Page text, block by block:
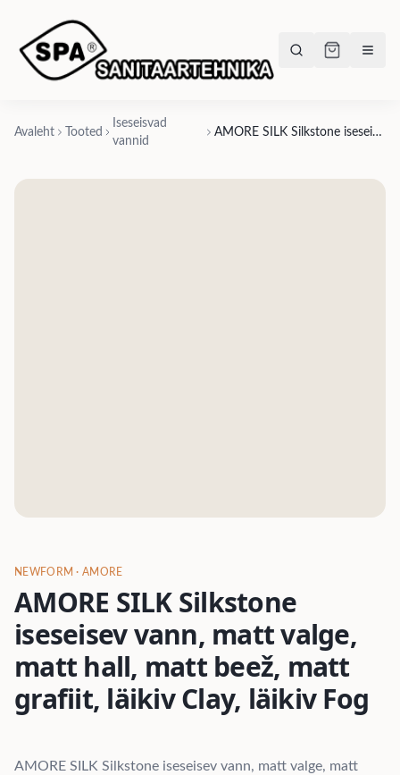
Avaleht Tooted
Iseseisvad
vannid
AMORE SILK Silkstone iseseisev vann, matt valge, matt hall, matt beež, matt grafiit, läikiv Clay, läikiv Fog
NEWFORM · AMORE
AMORE SILK Silkstone
iseseisev vann, matt valge,
matt hall, matt beež, matt
grafiit, läikiv Clay, läikiv Fog
AMORE SILK Silkstone iseseisev vann, matt valge, matt